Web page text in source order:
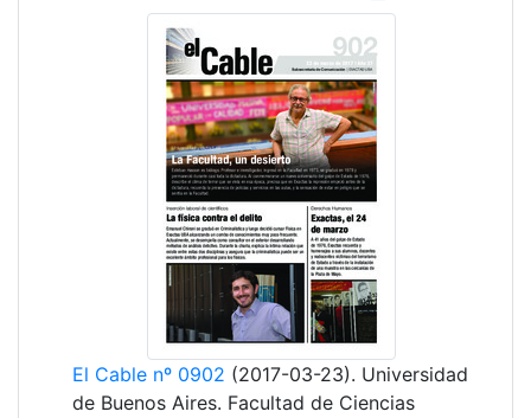
El Cable nº 0902 (2017-03-23). Universidad
de Buenos Aires. Facultad de Ciencias